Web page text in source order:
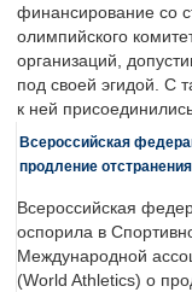
финансирование со
олимпийского
организаций,
под своей эгидой. С
к ней
Всероссийская
продление отстранения
Всероссийская
оспорила в
Международной
(World Athletics) о